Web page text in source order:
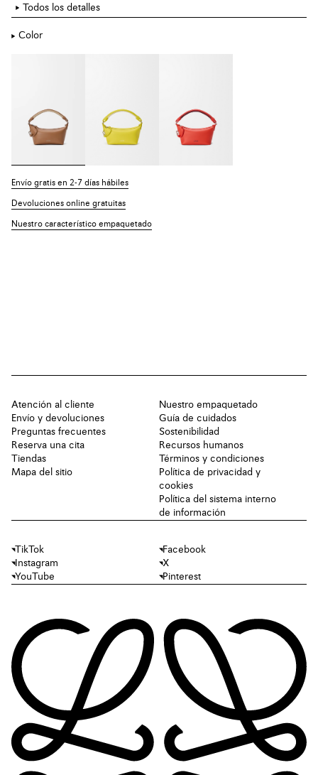
le confiere un tacto delicado y flexible.
Todos los detalles
Color
Envío gratis en 2-7 días hábiles
Devoluciones online gratuitas
Nuestro característico empaquetado
Atención al cliente
Envío y devoluciones
Preguntas frecuentes
Reserva una cita
Tiendas
Mapa del sitio
Nuestro empaquetado
Guía de cuidados
Sostenibilidad
Recursos humanos
Términos y condiciones
Política de privacidad y
cookies
Política del sistema interno
de información
TikTok
Facebook
Instagram
X
YouTube
Pinterest